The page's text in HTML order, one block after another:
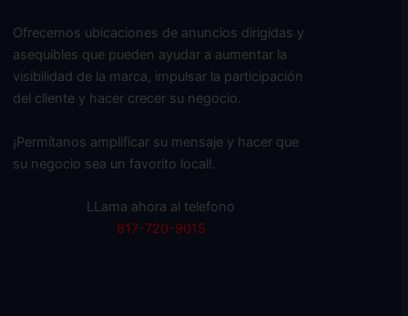
Ofrecemos ubicaciones de anuncios dirigidas y
asequibles que pueden ayudar a aumentar la
visibilidad de la marca, impulsar la participación
del cliente y hacer crecer su negocio.
¡Permítanos amplificar su mensaje y hacer que
su negocio sea un favorito local!.
LLama ahora al telefono
817-720-9015